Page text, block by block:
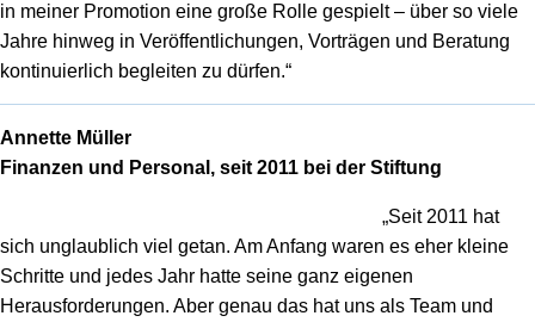
in meiner Promotion eine große Rolle gespielt – über so viele
Jahre hinweg in Veröffentlichungen, Vorträgen und Beratung
kontinuierlich begleiten zu dürfen.“
Annette Müller
Finanzen und Personal, seit 2011 bei der Stiftung
„Seit 2011 hat
sich unglaublich viel getan. Am Anfang waren es eher kleine
Schritte und jedes Jahr hatte seine ganz eigenen
Herausforderungen. Aber genau das hat uns als Team und